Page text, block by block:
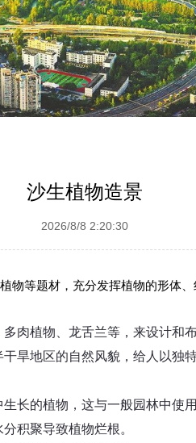
沙生植物造景
2026/8/8 2:20:30
等题材，充分发挥植物的形体
肉植物、龙舌兰等，来设计
旱地区的自然风貌，给人以独
长的植物，这与一般园林中使
积聚导致植物烂根。